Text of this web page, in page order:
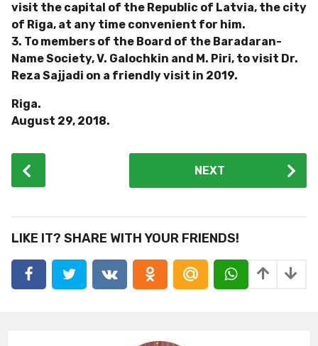
visit the capital of the Republic of Latvia, the city
of Riga, at any time convenient for him.
3. To members of the Board of the Baradaran-
Name Society, V. Galochkin and M. Piri, to visit Dr.
Reza Sajjadi on a friendly visit in 2019.
Riga.
August 29, 2018.
o
P
a
i
NEXT
LIKE IT? SHARE WITH YOUR FRIENDS!